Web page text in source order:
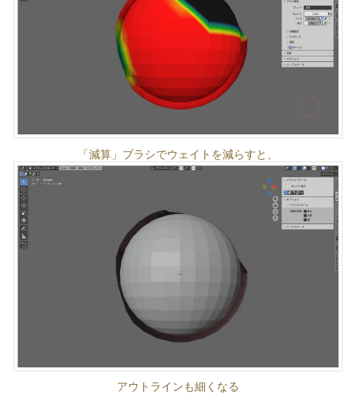
「減算」ブラシでウェイトを減らすと、
アウトラインも細くなる